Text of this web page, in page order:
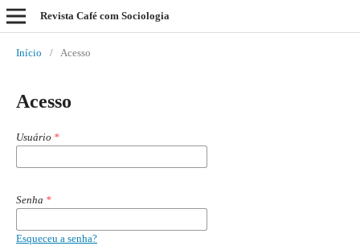
Revista Café com Sociologia
Início / Acesso
Acesso
Usuário *
Senha *
Esqueceu a senha?